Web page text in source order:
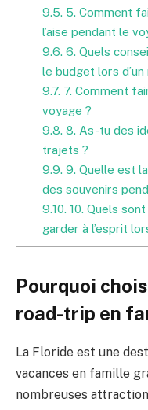
9.5. 5. Comment
l’aise pendant le
9.6. 6. Quels
le budget lors
9.7. 7. Comment
voyage ?
9.8. 8. As-tu des
trajets ?
9.9. 9. Quelle est
des souvenirs
9.10. 10. Quels
garder à l’esprit
Pourquoi
road-trip en
La Floride est une
vacances en famille
nombreuses